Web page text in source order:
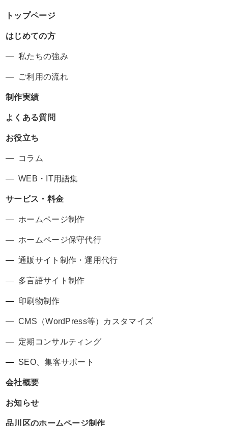
トップページ
はじめての方
私たちの強み
ご利用の流れ
制作実績
よくある質問
お役立ち
コラム
WEB・IT用語集
サービス・料金
ホームページ制作
ホームページ保守代行
通販サイト制作・運用代行
多言語サイト制作
印刷物制作
CMS（WordPress等）カスタマイズ
定期コンサルティング
SEO、集客サポート
会社概要
お知らせ
品川区のホームページ制作